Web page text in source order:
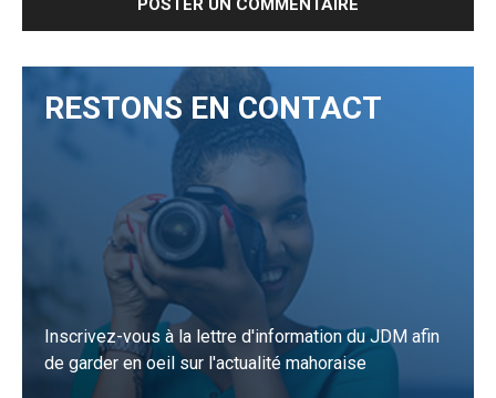
RESTONS EN CONTACT
Inscrivez-vous à la lettre d'information du JDM afin
de garder en oeil sur l'actualité mahoraise